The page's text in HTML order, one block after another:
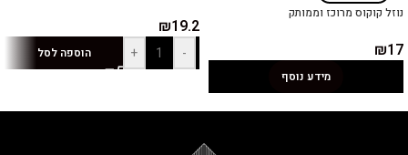
נוזל קוקוס מרוכז וממותק
₪17
מידע נוסף
₪19.2
-
+ הוספה לסל